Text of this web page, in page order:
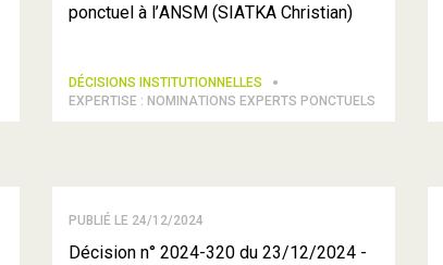
ponctuel à l’ANSM (SIATKA Christian)
DÉCISIONS INSTITUTIONNELLES
EXPERTISE : NOMINATIONS EXPERTS PONCTUELS
PUBLIÉ LE 24/12/2024
Décision n° 2024-320 du 23/12/2024 -